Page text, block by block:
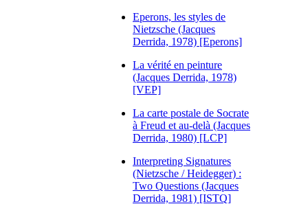
Eperons, les styles de
Nietzsche (Jacques
Derrida, 1978) [Eperons]
La vérité en peinture
(Jacques Derrida, 1978)
[VEP]
La carte postale de Socrate
à Freud et au-delà (Jacques
Derrida, 1980) [LCP]
Interpreting Signatures
(Nietzsche / Heidegger) :
Two Questions (Jacques
Derrida, 1981) [ISTQ]